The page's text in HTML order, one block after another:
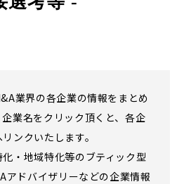
人のお客様
業界の各企業の情報をまとめ
業名をクリック頂くと、各企
ンクいたします。
・地域特化等のブティック型
アドバイザリーなどの企業情報